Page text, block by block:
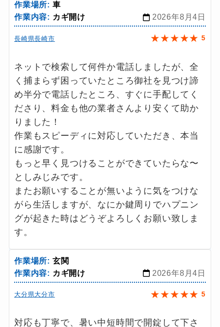
作業場所: 車
作業内容: カギ開け 2026年8月4日
長崎県長崎市 ★★★★★ 5
ネットで検索して何件か電話しましたが、全
く捕まらず困っていたところ御社を見つけ諦
め半分で電話したところ、すぐに手配してく
ださり、料金も他の業者さんより安くて助か
りました！
作業もスピーディに対応していただき、本当
に感謝です。
もっと早く見つけることができていたらな〜
としみじみです。
またお願いすることが無いように気をつけな
がら生活しますが、なにか鍵周りでハプニン
グが起きた時はどうぞよろしくお願い致しま
す。
作業場所: 玄関
作業内容: カギ開け 2026年8月4日
大分県大分市 ★★★★★ 5
対応も丁寧で、暑い中短時間で開錠して下さ